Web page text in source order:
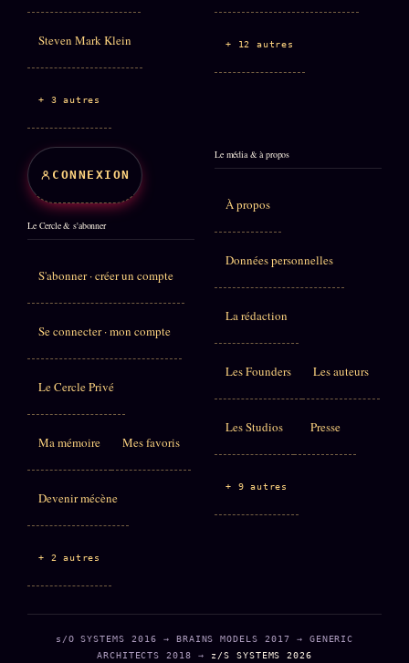
Steven Mark Klein
+ 3 autres
+ 12 autres
CONNEXION
Le Cercle & s'abonner
S'abonner · créer un compte
Se connecter · mon compte
Le Cercle Privé
Ma mémoire Mes favoris
Devenir mécène
+ 2 autres
Le média & à propos
À propos
Données personnelles
La rédaction
Les Founders Les auteurs
Les Studios Presse
+ 9 autres
s/O SYSTEMS 2016 → BRAINS MODELS 2017 → GENERIC
ARCHITECTS 2018 → z/S SYSTEMS 2026